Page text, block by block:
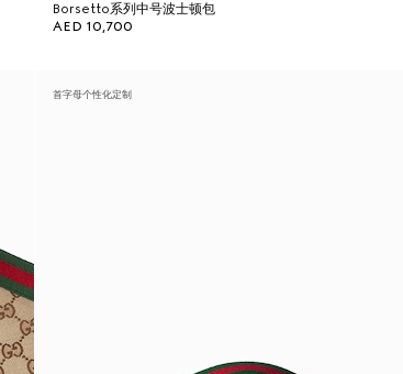
Borsetto系列中号波士顿包
AED 10,700
首字母个性化定制